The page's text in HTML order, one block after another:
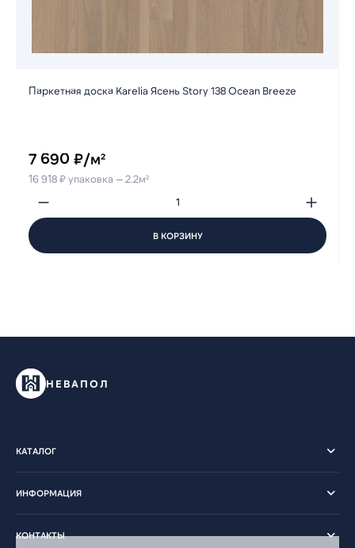
Паркетная доска Karelia Ясень Story 138 Ocean Breeze
7 690 ₽/м²
16 918 ₽ упаковка — 2.2м²
В КОРЗИНУ
НЕВАПОЛ
КАТАЛОГ
ИНФОРМАЦИЯ
КОНТАКТЫ